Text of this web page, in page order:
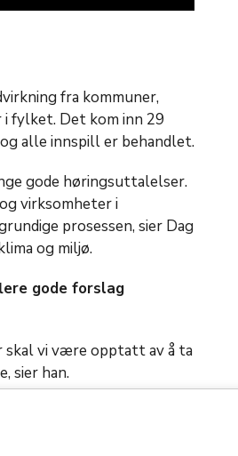
fra kommuner,
fylket. Det kom inn 29
alle innspill er behandlet.
gode høringsuttalelser.
virksomheter i
prosessen, sier Dag
og miljø.
gode forslag
skal vi være opptatt av å ta
sier han.